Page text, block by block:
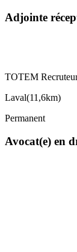
Adjointe
TOTEM
Laval(11,6km)
Permanent
Avocat(e) en